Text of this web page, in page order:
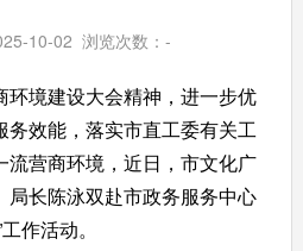
10-02 浏览次数：-
境建设大会精神，进一步优
效能，落实市直工委有关工
营商环境，近日，市文化广
局长陈泳双赴市政务服务中心
作活动。